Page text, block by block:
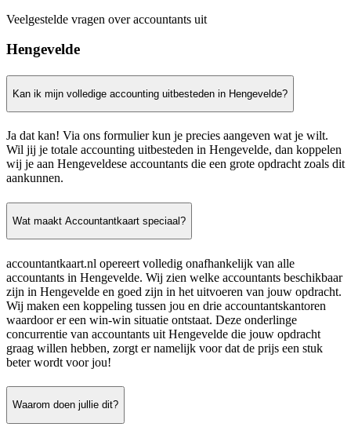
Veelgestelde vragen over accountants uit
Hengevelde
Kan ik mijn volledige accounting uitbesteden in Hengevelde?
Ja dat kan! Via ons formulier kun je precies aangeven wat je wilt.
Wil jij je totale accounting uitbesteden in Hengevelde, dan koppelen
wij je aan Hengeveldese accountants die een grote opdracht zoals dit
aankunnen.
Wat maakt Accountantkaart speciaal?
accountantkaart.nl opereert volledig onafhankelijk van alle
accountants in Hengevelde. Wij zien welke accountants beschikbaar
zijn in Hengevelde en goed zijn in het uitvoeren van jouw opdracht.
Wij maken een koppeling tussen jou en drie accountantskantoren
waardoor er een win-win situatie ontstaat. Deze onderlinge
concurrentie van accountants uit Hengevelde die jouw opdracht
graag willen hebben, zorgt er namelijk voor dat de prijs een stuk
beter wordt voor jou!
Waarom doen jullie dit?